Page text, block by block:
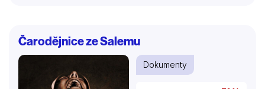
Čarodějnice ze Salemu
Dokumenty